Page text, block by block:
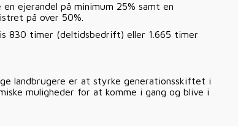
ejerandel på minimum 25% samt en
på over 50%.
830 timer (deltidsbedrift) eller 1.665 timer
landbrugere er at styrke generationsskiftet i
muligheder for at komme i gang og blive i